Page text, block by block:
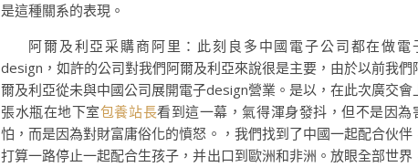
是這種關系的表現。
阿爾及利亞采購商阿里：此刻良多中國電子公司都在做電
design，如許的公司對我們阿爾及利亞來說很是主要，由於以前我們
爾及利亞從未與中國公司展開電子design營業。是以，在此次廣交會
張水瓶在地下室包養站長看到這一幕，氣得渾身發抖，但不是因為
怕，而是因為對財富庸俗化的憤怒。，我們找到了中國一起配合伙伴
打算一路停止一起配合生孩子，并出口到歐洲和非洲。放眼全部世界